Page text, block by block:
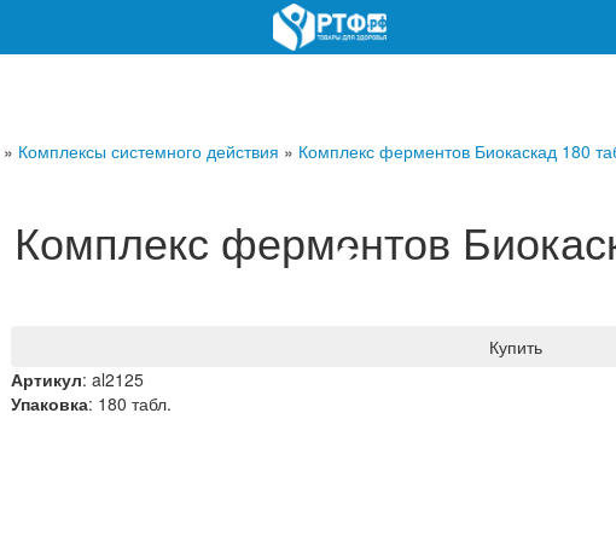
» Комплексы системного действия » Комплекс ферментов Биокаскад 180
Комплекс ферментов
Купить
Артикул: al2125
Упаковка: 180 табл.